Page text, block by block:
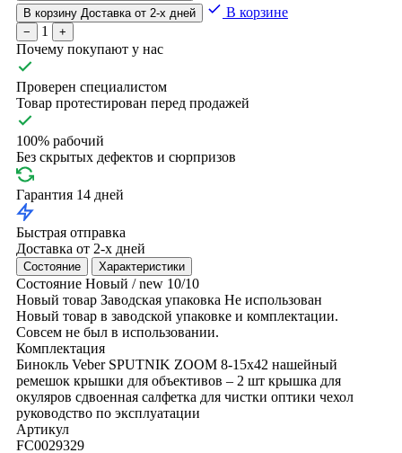
В корзину Доставка от 2-х дней В корзине
− 1 +
Почему покупают у нас
Проверен специалистом
Товар протестирован перед продажей
100% рабочий
Без скрытых дефектов и сюрпризов
Гарантия 14 дней
Быстрая отправка
Доставка от 2-х дней
Состояние Характеристики
Состояние Новый / new 10/10
Новый товар Заводская упаковка Не использован
Новый товар в заводской упаковке и комплектации.
Совсем не был в использовании.
Комплектация
Бинокль Veber SPUTNIK ZOOM 8-15х42 нашейный
ремешок крышки для объективов – 2 шт крышка для
окуляров сдвоенная салфетка для чистки оптики чехол
руководство по эксплуатации
Артикул
FC0029329